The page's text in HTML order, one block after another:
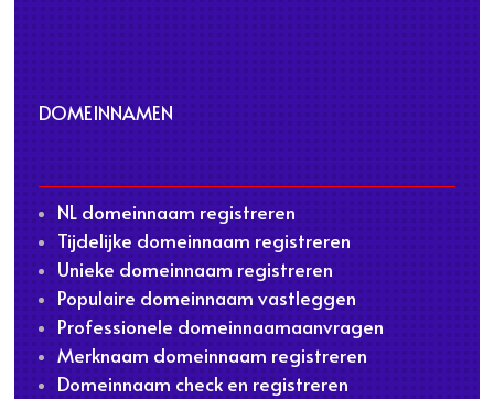
DOMEINNAMEN
NL domeinnaam registreren
Tijdelijke domeinnaam registreren
Unieke domeinnaam registreren
Populaire domeinnaam vastleggen
Professionele domeinnaamaanvragen
Merknaam domeinnaam registreren
Domeinnaam check en registreren